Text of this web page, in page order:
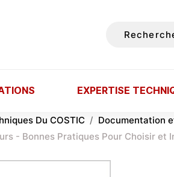
EXPERTISE
Du COSTIC
Documentation
- Bonnes Pratiques Pour Choisir